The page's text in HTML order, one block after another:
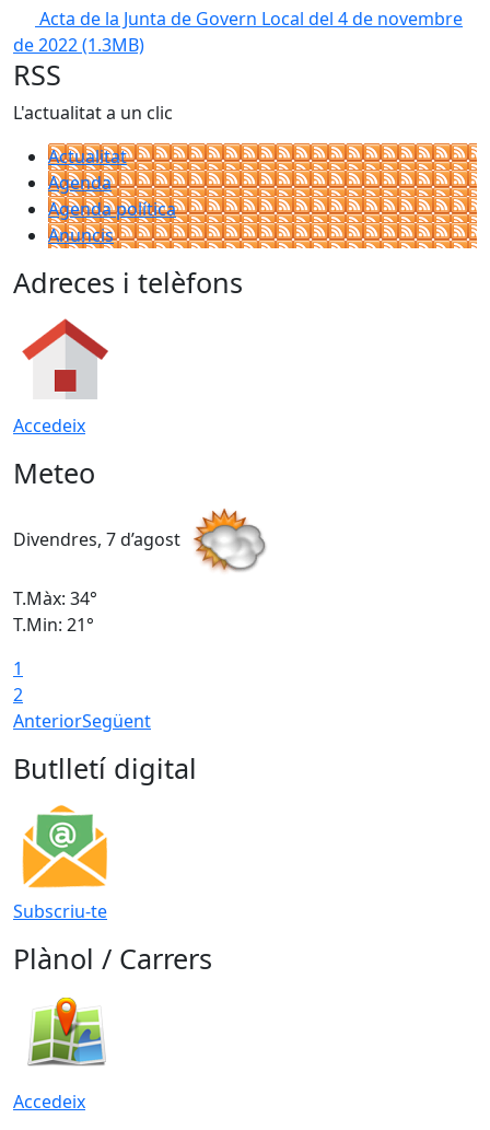
Acta de la Junta de Govern Local del 4 de novembre
de 2022(1.3MB)
RSS
L'actualitat a un clic
Actualitat
Agenda
Agenda política
Anuncis
Adreces i telèfons
Accedeix
Meteo
Divendres, 7 d’agost
T.Màx: 34°
T.Min: 21°
1
2
AnteriorSegüent
Butlletí digital
Subscriu-te
Plànol / Carrers
Accedeix